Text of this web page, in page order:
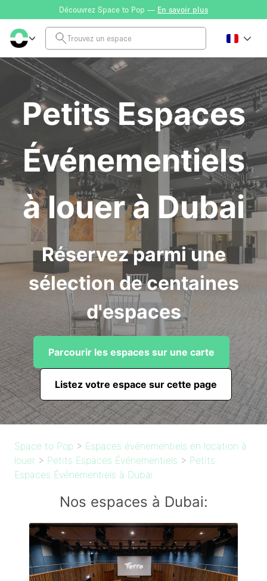
Découvrez Space to Pop — En savoir plus
Petits Espaces
Événementiels
à louer à Dubai
Réservez parmi une
sélection de centaines
d'espaces
Parcourir les espaces sur une carte
Listez votre espace sur cette page
Space to Pop > Espaces événementiels en location à
louer > Petits Espaces Événementiels > Petits
Espaces Événementiels à Dubai
Nos espaces à Dubai: